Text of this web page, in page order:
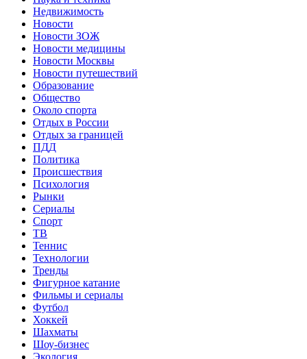
Недвижимость
Новости
Новости ЗОЖ
Новости медицины
Новости Москвы
Новости путешествий
Образование
Общество
Около спорта
Отдых в России
Отдых за границей
ПДД
Политика
Происшествия
Психология
Рынки
Сериалы
Спорт
ТВ
Теннис
Технологии
Тренды
Фигурное катание
Фильмы и сериалы
Футбол
Хоккей
Шахматы
Шоу-бизнес
Экология